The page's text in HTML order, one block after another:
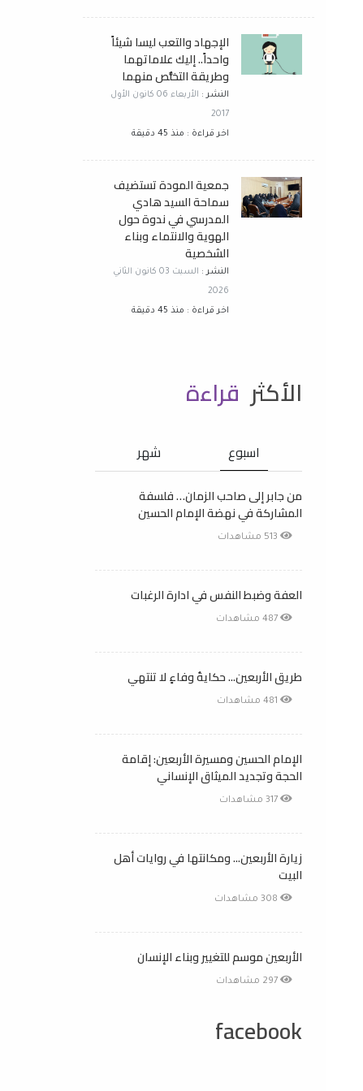
الإجهاد والتعب ليسا شيئاً
واحداً.. إليك علاماتهما
وطريقة التخلُّص منهما
النشر :
الأربعاء 06 كانون الأول
2017
اخر قراءة : منذ 45 دقيقة
جمعية المودة تستضيف
سماحة السيد هادي
المدرسي في ندوة حول
الهوية والانتماء وبناء
الشخصية
النشر :
السبت 03 كانون الثاني
2026
اخر قراءة : منذ 45 دقيقة
الأكثر قراءة
اسبوع شهر
من جابر إلى صاحب الزمان… فلسفة
المشاركة في نهضة الإمام الحسين
العفة وضبط النفس في ادارة الرغبات
طريق الأربعين... حكايةُ وفاءٍ لا تنتهي
الإمام الحسين ومسيرة الأربعين: إقامة
الحجة وتجديد الميثاق الإنساني
زيارة الأربعين... ومكانتها في روايات أهل
البيت
الأربعين موسم للتغيير وبناء الإنسان
facebook